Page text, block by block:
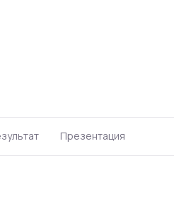
Презентация